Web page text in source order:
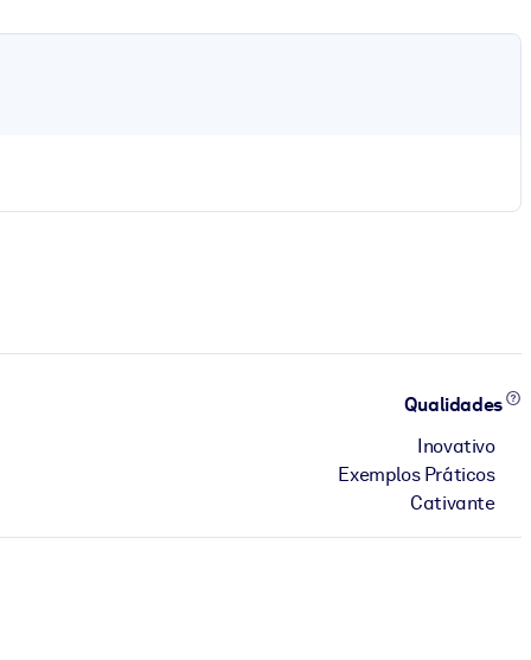
Qualidades
Inovativo
Exemplos Práticos
Cativante